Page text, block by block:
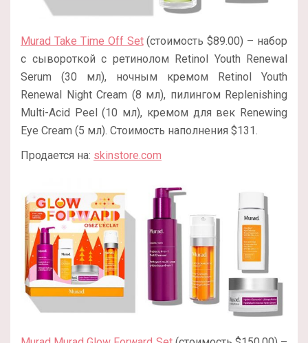
Murad Take Time Off Set(стоимость $89.00) – набор
с сывороткой с ретинолом Retinol Youth Renewal
Serum (30 мл), ночным кремом Retinol Youth
Renewal Night Cream (8 мл), пилингом Replenishing
Multi-Acid Peel (10 мл), кремом для век Renewing
Eye Cream (5 мл). Стоимость наполнения $131.
Продается на: skinstore.com